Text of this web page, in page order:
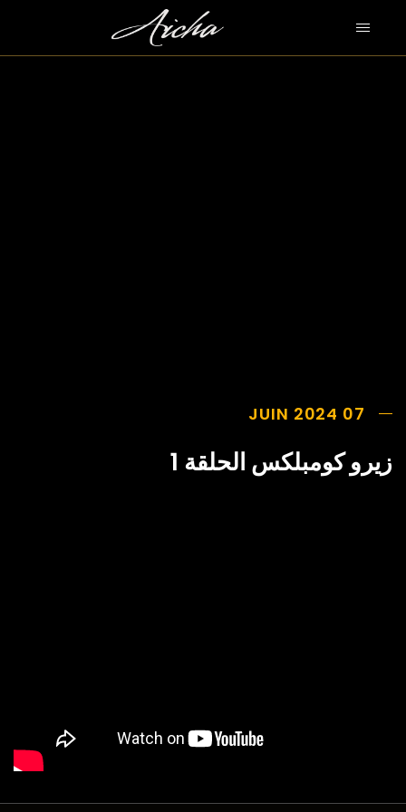
07 JUIN 2024
زيرو كومبلكس الحلقة 1